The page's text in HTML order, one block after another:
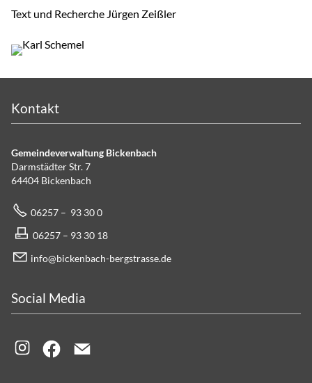
Text und Recherche Jürgen Zeißler
Kontakt
Gemeindeverwaltung Bickenbach
Darmstädter Str. 7
64404 Bickenbach
06257 – 93 30 0
06257 – 93 30 18
info@bickenbach-bergstrasse.de
Social Media